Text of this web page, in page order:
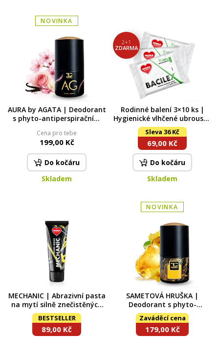
NOVINKA
AURA by AGATA | Deodorant
s phyto-antiperspiračním
Cena pro tebe
199,00 Kč
Do kočáru
Skladem
2+1
ZDARMA
Rodinné balení 3×10 ks |
Hygienické vlhčené ubrousky
z bambusu s Aloe Vera |
BACILEX®
Sleva 36 Kč
69,00 Kč
Do kočáru
Skladem
MECHANIC | Abrazivní pasta
na mytí silně znečistěných
rukou | s přírodním
abrazivem | 200 ml
BESTSELLER
89,00 Kč
NOVINKA
SAMETOVÁ HRUŠKA |
Deodorant s phyto-
antiperspiračním
komplexem | 75 ml
Zaváděcí cena
179,00 Kč